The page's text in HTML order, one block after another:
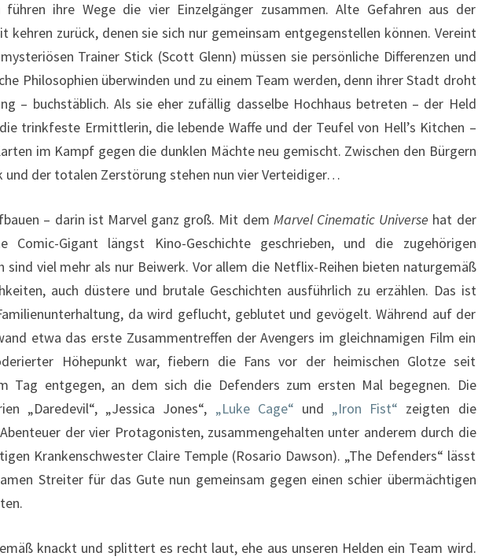
führen ihre Wege die vier Einzelgänger zusammen. Alte Gefahren aus der
kehren zurück, denen sie sich nur gemeinsam entgegenstellen können. Vereint
Trainer Stick (Scott Glenn) müssen sie persönliche Differenzen und
Philosophien überwinden und zu einem Team werden, denn ihrer Stadt droht
– buchstäblich. Als sie eher zufällig dasselbe Hochhaus betreten – der Held
trinkfeste Ermittlerin, die lebende Waffe und der Teufel von Hell’s Kitchen –
im Kampf gegen die dunklen Mächte neu gemischt. Zwischen den Bürgern
und der totalen Zerstörung stehen nun vier Verteidiger…
– darin ist Marvel ganz groß. Mit dem Marvel Cinematic Universe hat der
Comic-Gigant längst Kino-Geschichte geschrieben, und die zugehörigen
sind viel mehr als nur Beiwerk. Vor allem die Netflix-Reihen bieten naturgemäß
auch düstere und brutale Geschichten ausführlich zu erzählen. Das ist
da wird geflucht, geblutet und gevögelt. Während auf der
etwa das erste Zusammentreffen der Avengers im gleichnamigen Film ein
Höhepunkt war, fiebern die Fans vor der heimischen Glotze seit
Tag entgegen, an dem sich die Defenders zum ersten Mal begegnen. Die
„Daredevil“, „Jessica Jones“, „Luke Cage“ und „Iron Fist“ zeigten die
der vier Protagonisten, zusammengehalten unter anderem durch die
Krankenschwester Claire Temple (Rosario Dawson). „The Defenders“ lässt
Streiter für das Gute nun gemeinsam gegen einen schier übermächtigen
knackt und splittert es recht laut, ehe aus unseren Helden ein Team wird.